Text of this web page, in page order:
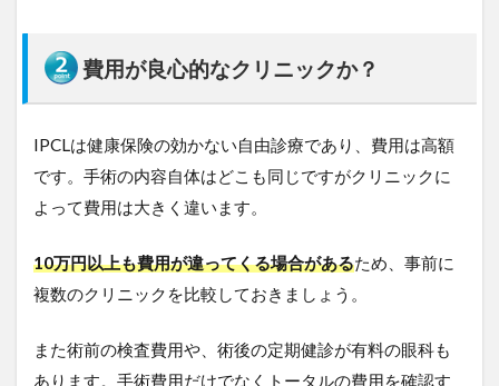
L
が
で
る
眼
科
！
2
0
2
最
新
費用が良心的なクリニックか？
IPCLは健康保険の効かない自由診療であり、費用は高額
です。手術の内容自体はどこも同じですがクリニックに
よって費用は大きく違います。
10万円以上も費用が違ってくる場合があるため、事前に
複数のクリニックを比較しておきましょう。
また術前の検査費用や、術後の定期健診が有料の眼科も
あります。手術費用だけでなくトータルの費用を確認す